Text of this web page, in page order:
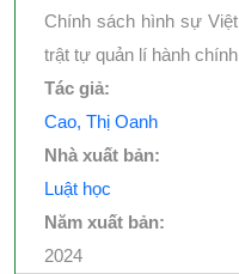
Chính sách hình sự
trật tự quản lí hành
Tác giả:
Cao, Thị Oanh
Nhà xuất bản:
Luật học
Năm xuất bản:
2024